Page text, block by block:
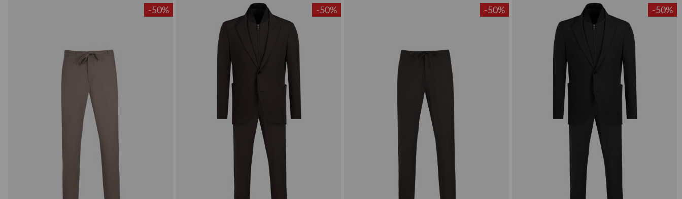
-50% -50% -50% -50%